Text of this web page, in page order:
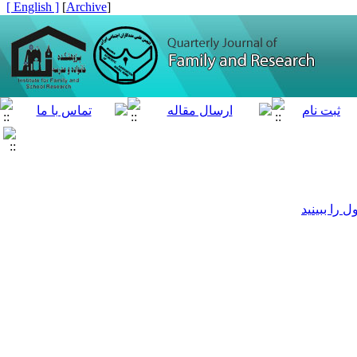
[
Archive
]
[ English ]
ببینید